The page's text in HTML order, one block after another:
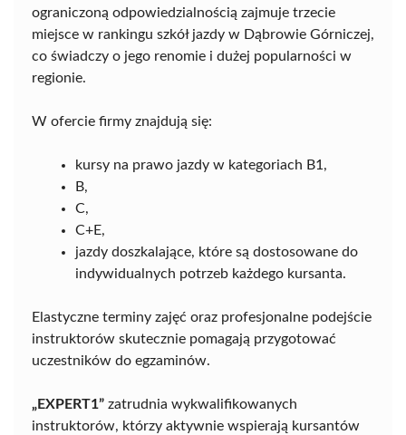
ograniczoną odpowiedzialnością zajmuje trzecie
miejsce w rankingu szkół jazdy w Dąbrowie Górniczej,
co świadczy o jego renomie i dużej popularności w
regionie.
W ofercie firmy znajdują się:
kursy na prawo jazdy w kategoriach B1,
B,
C,
C+E,
jazdy doszkalające, które są dostosowane do
indywidualnych potrzeb każdego kursanta.
Elastyczne terminy zajęć oraz profesjonalne podejście
instruktorów skutecznie pomagają przygotować
uczestników do egzaminów.
„EXPERT1” zatrudnia wykwalifikowanych
instruktorów, którzy aktywnie wspierają kursantów